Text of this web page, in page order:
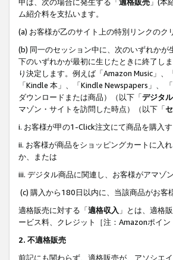
ム紹介料を支払います。
(a) お客様が乙のサイト上の特別リンクの
(b) 同一のセッション中に、次のいずれか
下のいずれかが最初に生じたときに終了し
り決定します。例えば「Amazon Music」
「Kindle 本」、「Kindle Newspapers」、
ダウンロードまたは商品）（以下「デジタ
マゾン・サイトを訪問した時点）（以下「
i. お客様が甲の1-Click注文にて商品を購入す
ii. お客様が商品をショッピングカートに入
か、または
iii. デジタル商品に関連し、お客様がアマゾ
(c) 購入から180日以内に、当該商品がお
適格販売に対する「適格収入 」とは、適格
ービス料、クレジット［注：Amazonポイ
2. 不適格販売
前記にも関わらず、適格販売が、アソシエ